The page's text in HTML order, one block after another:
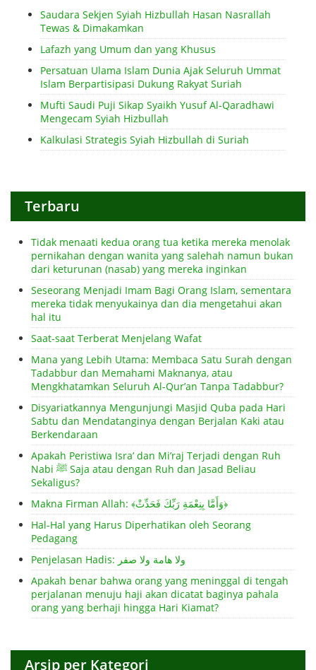
Saudara Sekjen Syiah Hizbullah Hasan Nasrallah
Tewas & Dimakamkan
Lafazh yang Umum dan yang Khusus
Persatuan Ulama Islam Dunia Ajak Seluruh Ummat
Islam Berpartisipasi Dukung Rakyat Suriah
Mufti Saudi Puji Sikap Syaikh Yusuf Al-Qaradhawi
Mengecam Syiah Hizbullah
Kalkulasi Strategis Syiah Hizbullah di Suriah
Terbaru
Tidak menaati kedua orang tua ketika mereka menolak
pernikahan dengan wanita yang salehah namun bukan
dari keturunan (nasab) yang mereka inginkan
Seseorang Menjadi Imam Bagi Orang Islam, sementara
mereka tidak menyukainya dan dia mengetahui akan
hal itu
Saat-saat Terberat Menjelang Wafat
Mana yang Lebih Utama: Membaca Satu Surah dengan
Tadabbur dan Memahami Maknanya, atau
Mengkhatamkan Seluruh Al-Qur’an Tanpa Tadabbur?
Disyariatkannya Mengunjungi Masjid Quba pada Hari
Sabtu dan Mendatanginya dengan Berjalan Kaki atau
Berkendaraan
Apakah Peristiwa Isra’ dan Mi’raj Terjadi dengan Ruh
Nabi ﷺ Saja atau dengan Ruh dan Jasad Beliau
Sekaligus?
Makna Firman Allah: ﴾وَأَمَّا بِنِعْمَةِ رَبِّكَ فَحَدِّثْ﴿
Hal-Hal yang Harus Diperhatikan oleh Seorang
Pedagang
Penjelasan Hadis: ولا هامة ولا صفر
Apakah benar bahwa orang yang meninggal di tengah
perjalanan menuju haji akan dicatat baginya pahala
orang yang berhaji hingga Hari Kiamat?
Arsip per Kategori